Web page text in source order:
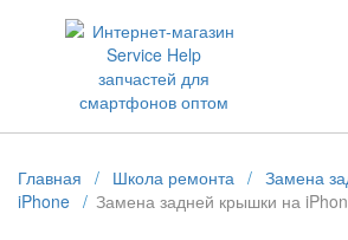
ЗАПЧАСТИ ДЛЯ
Главная / Школа ремонта / Замена
iPhone / Замена задней крышки на